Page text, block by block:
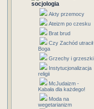
socjologia
Akty przemocy
Ateizm po czesku
Brat brud
Czy Zachód utracił
Boga
Grzechy i grzeszki
Instytucjonalizacja
religii
McJudaizm -
Kabała dla każdego!
Moda na
wegetarianizm